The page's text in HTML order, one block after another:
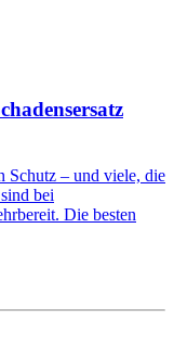
Schutz – und viele, die
bei
Die besten